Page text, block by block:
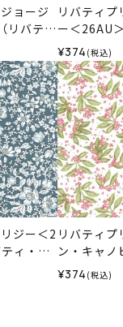
ョージ
リバテ
）2026
リバティプ
ー＜26AU
ィ・ファブ
SS
¥374 (税込)
ジー＜2
ィ・フ
リバティプ
ン・キャ
地 （リバテ
クス）
¥374 (税込)